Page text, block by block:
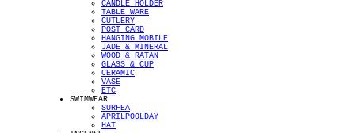
CANDLE HOLDER
TABLE WARE
CUTLERY
POST CARD
HANGING MOBILE
JADE & MINERAL
WOOD & RATAN
GLASS & CUP
CERAMIC
VASE
ETC
SWIMWEAR
SURFEA
APRILPOOLDAY
HAT